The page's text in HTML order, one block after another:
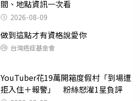
間、地點資訊一次看
2026-08-09
做到這點才有資格說愛你
台灣癌症基金會
YouTuber花19萬開箱度假村「到場遭
拒入住＋報警」 粉絲怒灌1星負評